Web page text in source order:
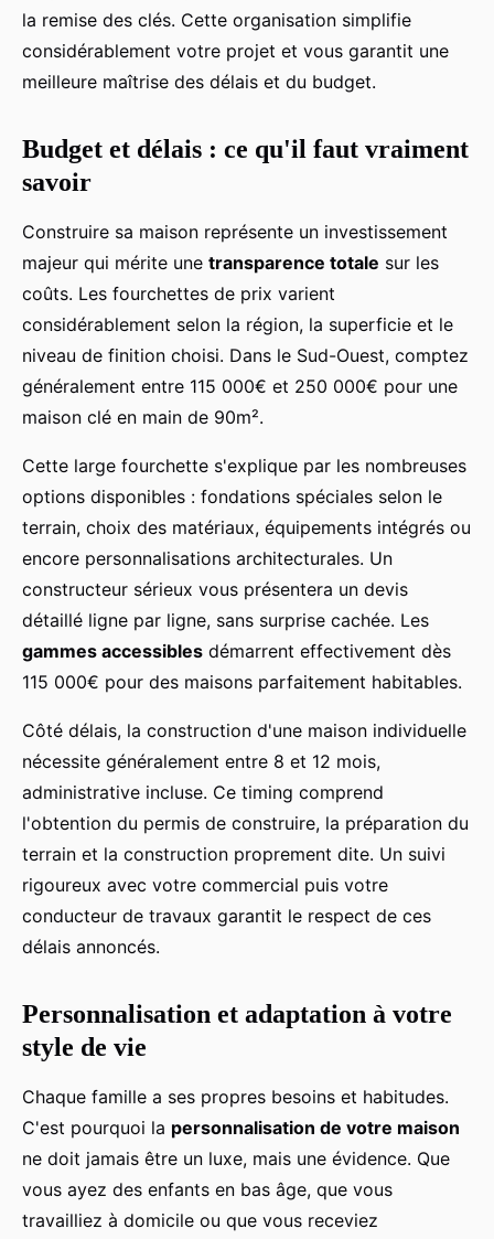
la remise des clés. Cette organisation simplifie
considérablement votre projet et vous garantit une
meilleure maîtrise des délais et du budget.
Budget et délais : ce qu'il faut vraiment
savoir
Construire sa maison représente un investissement
majeur qui mérite une transparence totale sur les
coûts. Les fourchettes de prix varient
considérablement selon la région, la superficie et le
niveau de finition choisi. Dans le Sud-Ouest, comptez
généralement entre 115 000€ et 250 000€ pour une
maison clé en main de 90m².
Cette large fourchette s'explique par les nombreuses
options disponibles : fondations spéciales selon le
terrain, choix des matériaux, équipements intégrés ou
encore personnalisations architecturales. Un
constructeur sérieux vous présentera un devis
détaillé ligne par ligne, sans surprise cachée. Les
gammes accessibles démarrent effectivement dès
115 000€ pour des maisons parfaitement habitables.
Côté délais, la construction d'une maison individuelle
nécessite généralement entre 8 et 12 mois,
administrative incluse. Ce timing comprend
l'obtention du permis de construire, la préparation du
terrain et la construction proprement dite. Un suivi
rigoureux avec votre commercial puis votre
conducteur de travaux garantit le respect de ces
délais annoncés.
Personnalisation et adaptation à votre
style de vie
Chaque famille a ses propres besoins et habitudes.
C'est pourquoi la personnalisation de votre maison
ne doit jamais être un luxe, mais une évidence. Que
vous ayez des enfants en bas âge, que vous
travailliez à domicile ou que vous receviez